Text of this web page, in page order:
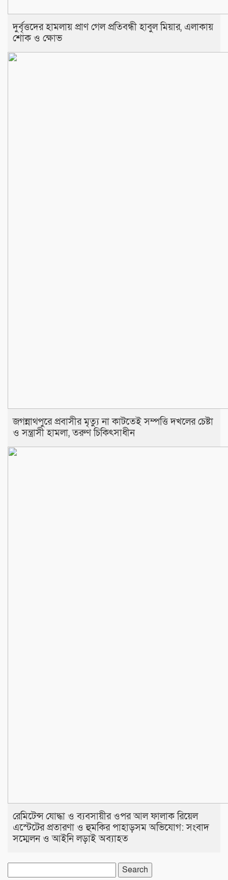
দুর্বৃত্তদের হামলায় প্রাণ গেল প্রতিবন্ধী হাবুল মিয়ার, এলাকায়
শোক ও ক্ষোভ
জগন্নাথপুরে প্রবাসীর মৃত্যু না কাটতেই সম্পত্তি দখলের চেষ্টা
ও সন্ত্রাসী হামলা, তরুণ চিকিৎসাধীন
রেমিটেন্স যোদ্ধা ও ব্যবসায়ীর ওপর আল ফালাক রিয়েল
এস্টেটের প্রতারণা ও হুমকির পাহাড়সম অভিযোগ: সংবাদ
সম্মেলন ও আইনি লড়াই অব্যাহত